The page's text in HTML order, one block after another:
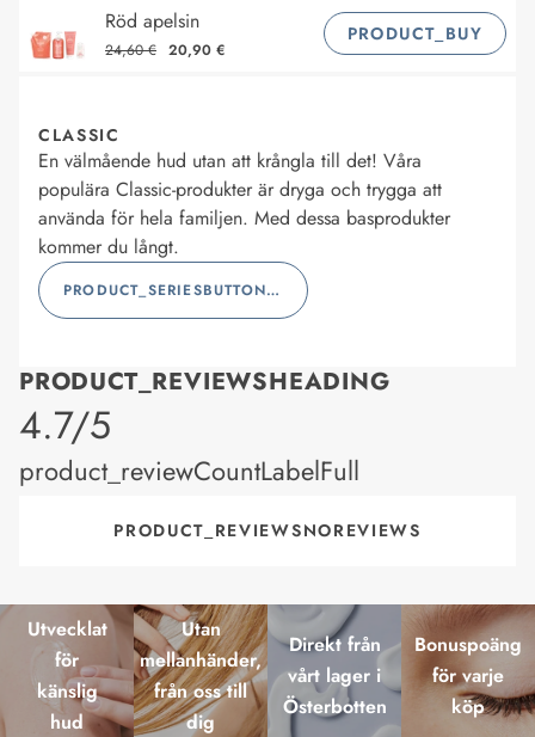
Röd apelsin
24,60 € 20,90 €
PRODUCT_BUY
CLASSIC
En välmående hud utan att krångla till det! Våra
populära Classic-produkter är dryga och trygga att
använda för hela familjen. Med dessa basprodukter
kommer du långt.
PRODUCT_SERIESBUTTONLABEL
PRODUCT_REVIEWSHEADING
product_rating
4.7/5
product_reviewCountLabelFull
PRODUCT_REVIEWSNOREVIEWS
Utvecklat
för
känslig
hud
Utan
mellanhänder,
från oss till
dig
Direkt från
vårt lager i
Österbotten
Bonuspoäng
för varje
köp